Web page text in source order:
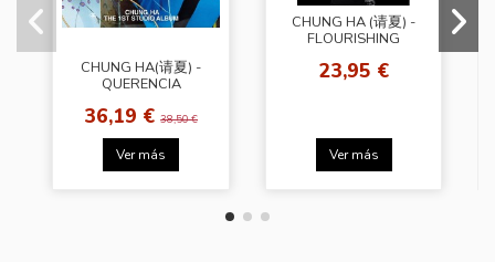
CHUNG HA(请夏) -
QUERENCIA
36,19 €38,50 €
Ver más
CHUNG HA (请夏) -
FLOURISHING
23,95 €
Ver más